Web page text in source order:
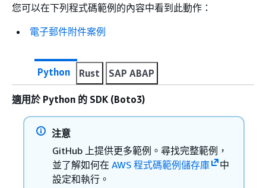
您可以在下列程式碼範例的內容中看到此動作：
電子郵件附件案例
Python Rust SAP ABAP
適用於 Python 的 SDK (Boto3)
注意
GitHub 上提供更多範例。尋找完整範例，
並了解如何在 AWS 程式碼範例儲存庫
中
設定和執行。